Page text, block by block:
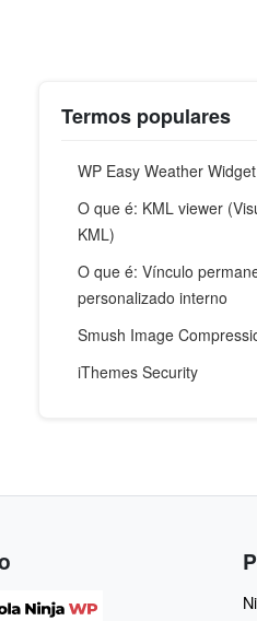
Termos populares
WP Easy Weather Widget
O que é: KML viewer
KML)
O que é: Vínculo
personalizado interno
Smush Image
iThemes Security